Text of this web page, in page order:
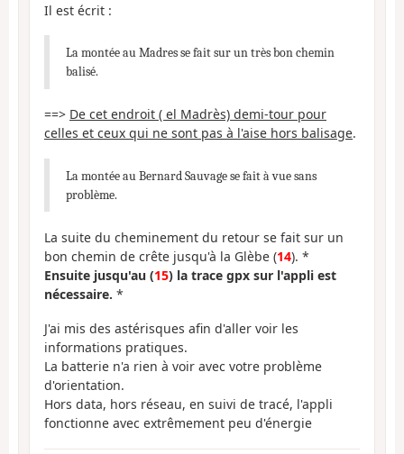
Il est écrit :
La montée au Madres se fait sur un très bon chemin
balisé.
==> De cet endroit ( el Madrès) demi-tour pour
celles et ceux qui ne sont pas à l'aise hors balisage.
La montée au Bernard Sauvage se fait à vue sans
problème.
La suite du cheminement du retour se fait sur un
bon chemin de crête jusqu'à la Glèbe (14). *
Ensuite jusqu'au (15) la trace gpx sur l'appli est
nécessaire. *
J'ai mis des astérisques afin d'aller voir les
informations pratiques.
La batterie n'a rien à voir avec votre problème
d'orientation.
Hors data, hors réseau, en suivi de tracé, l'appli
fonctionne avec extrêmement peu d'énergie